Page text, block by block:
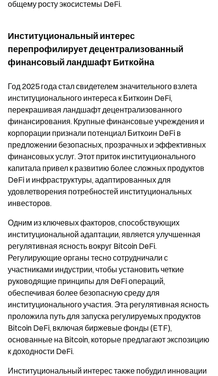
общему росту экосистемы DeFi.
Институциональный интерес
перепрофилирует децентрализованный
финансовый ландшафт Биткойна
Год 2025 года стал свидетелем значительного взлета
институционального интереса к Биткоин DeFi,
перекрашивая ландшафт децентрализованного
финансирования. Крупные финансовые учреждения и
корпорации признали потенциал Биткоин DeFi в
предложении безопасных, прозрачных и эффективных
финансовых услуг. Этот приток институционального
капитала привел к развитию более сложных продуктов
DeFi и инфраструктуры, адаптированных для
удовлетворения потребностей институциональных
инвесторов.
Одним из ключевых факторов, способствующих
институциональной адаптации, является улучшенная
регулятивная ясность вокруг Bitcoin DeFi.
Регулирующие органы тесно сотрудничали с
участниками индустрии, чтобы установить четкие
руководящие принципы для DeFi операций,
обеспечивая более безопасную среду для
институционального участия. Эта регулятивная ясность
проложила путь для запуска регулируемых продуктов
Bitcoin DeFi, включая биржевые фонды (ETF),
основанные на Bitcoin, которые предлагают экспозицию
к доходности DeFi.
Институциональный интерес также побудил инновации